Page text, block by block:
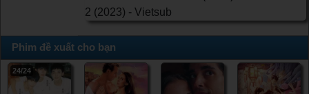
Phim đề xuất cho bạn
24/24